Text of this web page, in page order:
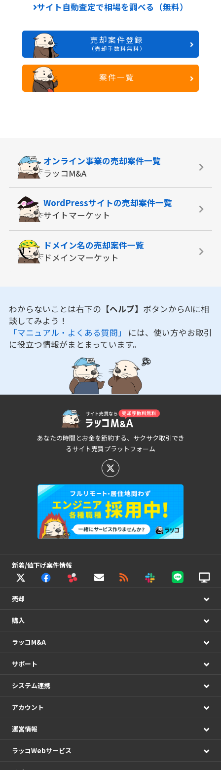
サイト自動査定で相場を調べる（無料）
売却案件登録
（売却手数料無料）
案件一覧
オンライン事業の売却案件一覧
ラッコM&A
WordPressサイトの売却案件一覧
サイトマーケット
ドメイン名の売却案件一覧
ドメインマーケット
わからないことは右下の 【ヘルプ】 ボタンからAIに相
談してみよう！
「マニュアル・よくある質問」 には、使い方やお取引
に役立つ情報がまとまっています。
あなたの時間とお金を節約する、サクサク取引でき
るサイト売買プラットフォーム
新着/値下げ案件情報
売却
購入
ラッコM&A
サポート
システム連携
アカウント
運営情報
ラッコWebサービス